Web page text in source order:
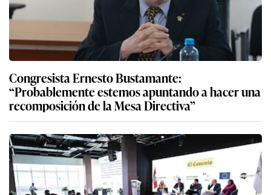
Congresista Ernesto Bustamante:
“Probablemente estemos apuntando a hacer una
recomposición de la Mesa Directiva”